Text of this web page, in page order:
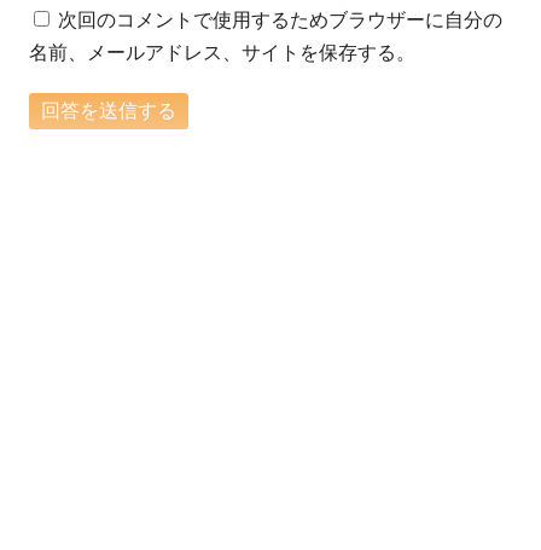
次回のコメントで使用するためブラウザーに自分の
名前、メールアドレス、サイトを保存する。